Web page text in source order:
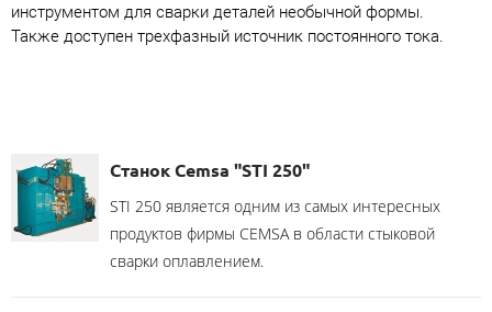
инструментом для сварки деталей необычной формы.
Также доступен трехфазный источник постоянного тока.
Станок Cemsa "STI 250"
STI 250 является одним из самых интересных
продуктов фирмы CEMSA в области стыковой
сварки оплавлением.